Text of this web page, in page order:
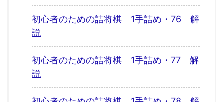
初心者のための詰将棋 1手詰め・76 解
説
初心者のための詰将棋 1手詰め・77 解
説